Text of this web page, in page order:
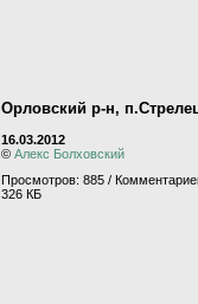
Орловский р-н,
16.03.2012
© Алекс Болховский
Просмотров: 885 /
326 КБ